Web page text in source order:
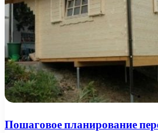
Пошаговое планирование